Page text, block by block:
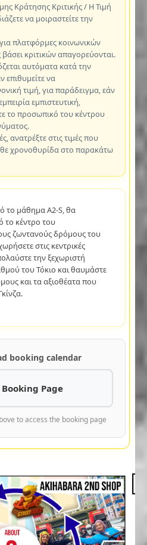
Κράτησης Κριτικής / Η Τιμή
να μοιραστείτε την
πλατφόρμες κοινωνικών
κριτικών απαγορεύονται.
αυτόματα κατά την
επιθυμείτε να
τιμή, για παράδειγμα, εάν
εμπιστευτική,
το προσωπικό του κέντρου
ανατρέξτε στις τιμές που
χρονοθυρίδα στο παρακάτω
το μάθημα A2-S, θα
κέντρο του
ζωντανούς δρόμους του
στις κεντρικές
την ξεχωριστή
του Τόκιο και θαυμάστε
και τα αξιοθέατα που
booking calendar
Page
to access the booking page